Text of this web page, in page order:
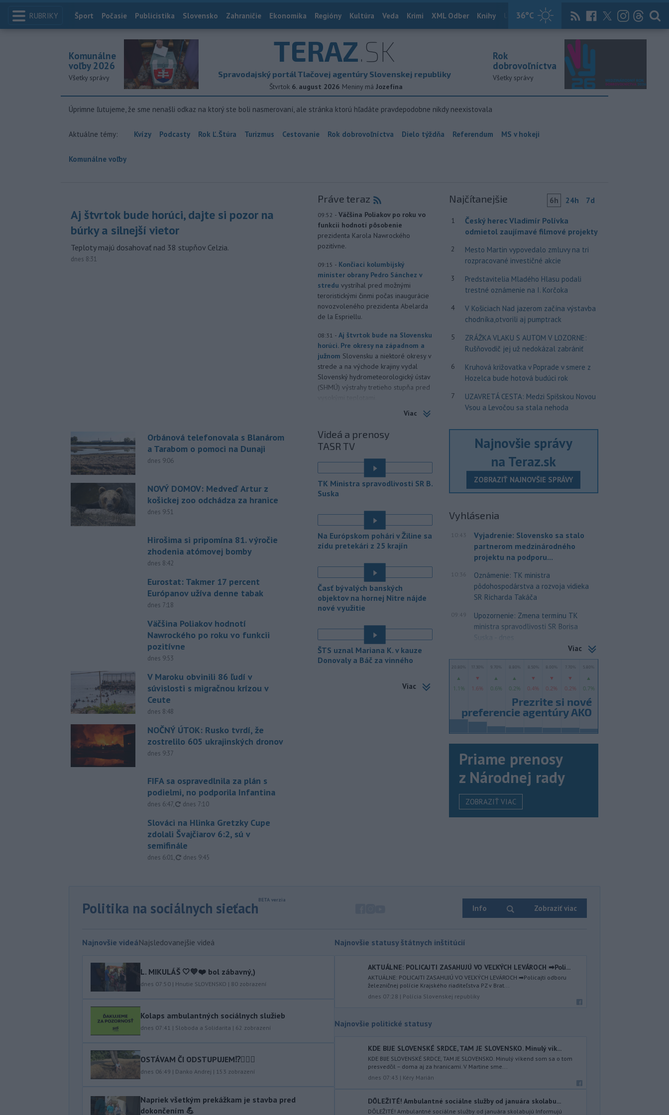
RUBRIKY 36°C
Index
Šport Počasie Publicistika Slovensko Zahraničie Ekonomika Regióny Kultúra Veda Krimi XML Odber Knihy Útulkovo Magazín News Now Archív
TERAZ.SK
Spravodajský portál Tlačovej agentúry Slovenskej republiky
Štvrtok 6. august 2026 Meniny má Jozefína
Komunálne
voľby 2026
Všetky správy
Rok
dobrovoľníctva
Všetky správy
Úprimne ľutujeme, že sme nenašli odkaz na ktorý ste boli nasmerovaní, ale stránka ktorú hľadáte pravdepodobne nikdy neexistovala
Aktuálne témy: Kvízy Podcasty Rok Ľ.Štúra Turizmus Cestovanie Rok dobrovoľníctva Dielo týždňa Referendum MS v hokeji
Komunálne voľby
Aj štvrtok bude horúci, dajte si pozor na
búrky a silnejší vietor
Teploty majú dosahovať nad 38 stupňov Celzia.
dnes 8:31
Orbánová telefonovala s Blanárom
a Tarabom o pomoci na Dunaji
dnes 9:06
NOVÝ DOMOV: Medveď Artur z
košickej zoo odchádza za hranice
dnes 9:51
Hirošima si pripomína 81. výročie
zhodenia atómovej bomby
dnes 8:42
Eurostat: Takmer 17 percent
Európanov užíva denne tabak
dnes 7:18
Väčšina Poliakov hodnotí
Nawrockého po roku vo funkcii
pozitívne
dnes 9:53
V Maroku obvinili 86 ľudí v
súvislosti s migračnou krízou v
Ceute
dnes 8:48
NOČNÝ ÚTOK: Rusko tvrdí, že
zostrelilo 605 ukrajinských dronov
dnes 9:37
FIFA sa ospravedlnila za plán s
podielmi, no podporila Infantina
dnes 6:47, aktualizované
dnes 7:10
Slováci na Hlinka Gretzky Cupe
zdolali Švajčiarov 6:2, sú v
semifinále
dnes 6:01, aktualizované
dnes 9:45
Práve teraz
09:52 - Väčšina Poliakov po roku vo
funkcii hodnotí pôsobenie
prezidenta Karola Nawrockého
pozitívne.
09:15 - Končiaci kolumbijský
minister obrany Pedro Sánchez v
stredu vystríhal pred možnými
teroristickými činmi počas inaugurácie
novozvoleného prezidenta Abelarda
de la Espriellu.
08:31 - Aj štvrtok bude na Slovensku
horúci. Pre okresy na západnom a
južnom Slovensku a niektoré okresy v
strede a na východe krajiny vydal
Slovenský hydrometeorologický ústav
(SHMÚ) výstrahy tretieho stupňa pred
V roku 2025 okolo 16,5
viac včlenských krajinách Európskej
únie (EÚ) denne užívalo tabak a s ním
súvisiace výrobky.
- Vedenie Medzinárodnej
futbalovej federácie (FIFA) sa
ospravedlnilo v
podiely na budúcich ziskoch z
majstrovstiev sveta súkromným
investorom. Na stretnutí v Rabate
členovia FIFA plne podporili
06:06 - Americký štát Nové Mexiko v
stredu zažaloval ministerstvo
spravodlivosti USA a povereného
ministra Todda Blanchea. Tvrdí, že
vyšetrovaní sexuálnych trestných činov
odsúdeného sexuálneho delikventa
Jeffreyho Epsteina.
že mu Európska
kampaň sa vo Francúzsku zamerala
kandidáta, bývalého
centristického premiéra Attala. Ako
informovala agentúra AFP, odhalil ju
dezinformačnej sieti s názvom
Na jednokoľajovom
železničnom priecestí v Lozorne
podvečer k zrážke
motorovým vozidlom.
Viac
Videá a prenosy
TASR TV
TK Ministra spravodlivosti SR B.
Suska
Na Európskom pohári v Žiline sa
zídu pretekári z 25 krajín
Časť bývalých banských
objektov na hornej Nitre nájde
nové využitie
ŠTS uznal Mariana K. v kauze
Donovaly a Báč za vinného
Viac
Najčítanejšie 6h 24h 7d
1
Český herec Vladimír Polívka
odmietol zaujímavé filmové projekty
2
Mesto Martin vypovedalo zmluvy na tri
rozpracované investičné akcie
3
Predstavitelia Mladého Hlasu podali
trestné oznámenie na I. Korčoka
4
V Košiciach Nad jazerom začína výstavba
chodníka,otvorili aj pumptrack
5
ZRÁŽKA VLAKU S AUTOM V LOZORNE:
Rušňovodič jej už nedokázal zabrániť
6
Kruhová križovatka v Poprade v smere z
Hozelca bude hotová budúci rok
7
UZAVRETÁ CESTA: Medzi Spišskou Novou
Vsou a Levočou sa stala nehoda
Najnovšie správy
na Teraz.sk
ZOBRAZIŤ NAJNOVŠIE SPRÁVY
Vyhlásenia
10:43
Vyjadrenie: Slovensko sa stalo
partnerom medzinárodného
projektu na podporu...
10:36
Oznámenie: TK ministra
pôdohospodárstva a rozvoja vidieka
SR Richarda Takáča
09:49
Upozornenie: Zmena termínu TK
ministra spravodlivosti SR Borisa
Suska - dnes
Viac
Priame prenosy
z Národnej rady
ZOBRAZIŤ VIAC
Politika na sociálnych sieťach Info Zobraziť viac
Najnovšie videáNajsledovanejšie videá
L. MIKULÁŠ 🤍💙❤️ bol zábavný,)
dnes 07:50 | Hnutie SLOVENSKO | 80 zobrazení
Kolaps ambulantných sociálnych služieb
dnes 07:41 | Sloboda a Solidarita | 62 zobrazení
OSTÁVAM ČI ODSTUPUJEM⁉️🤷🏻‍♂️
dnes 06:49 | Danko Andrej | 153 zobrazení
Napriek všetkým prekážkam je stavba pred
dokončením 💪
Najnovšie statusy štátnych inštitúcií
AKTUÁLNE: POLICAJTI ZASAHUJÚ VO VEĽKÝCH LEVÁROCH ➡Poli...
AKTUÁLNE: POLICAJTI ZASAHUJÚ VO VEĽKÝCH LEVÁROCH ➡Policajti odboru
železničnej polície Krajského riaditeľstva PZ v Brat...
dnes 07:28 | Polícia Slovenskej republiky
Najnovšie politické statusy
KDE BIJE SLOVENSKÉ SRDCE, TAM JE SLOVENSKO. Minulý vík...
KDE BIJE SLOVENSKÉ SRDCE, TAM JE SLOVENSKO. Minulý víkend som sa o tom
presvedčil – doma aj za hranicami. V Martine sme...
dnes 07:43 | Kéry Marián
DÔLEŽITÉ! Ambulantné sociálne služby od januára skolabu...
DÔLEŽITÉ! Ambulantné sociálne služby od januára skolabujú Informujú